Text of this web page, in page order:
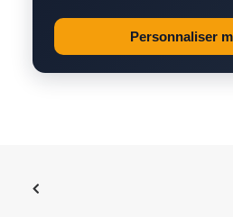
Personnaliser